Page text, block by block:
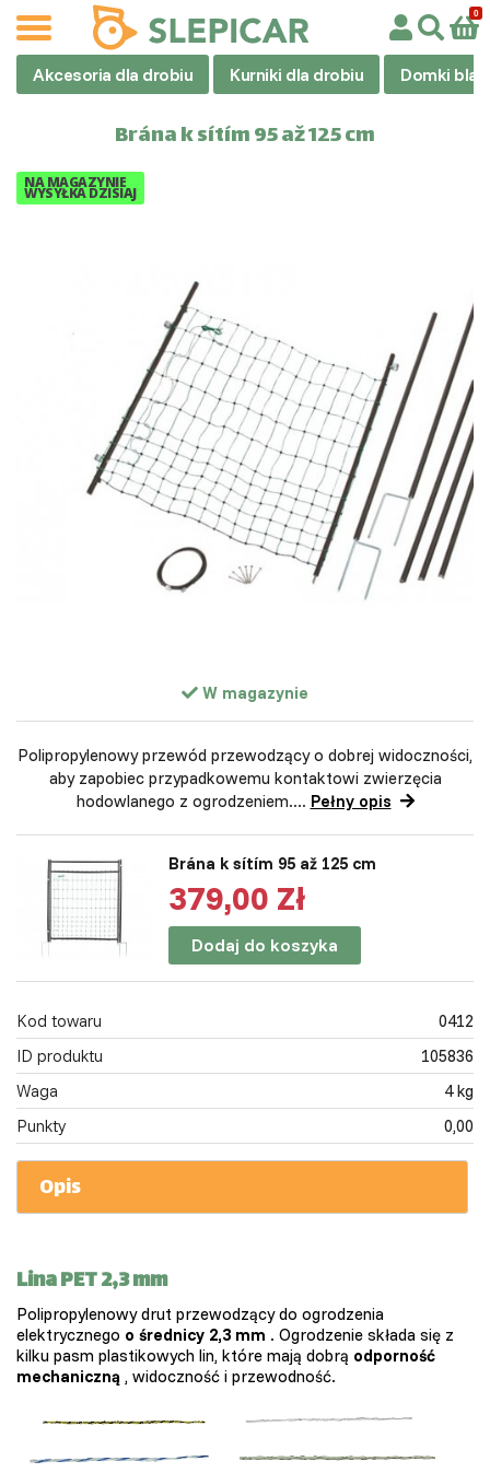
Akcesoria dla drobiu Kurniki dla drobiu Domki
Brána k sítím 95 až 125 cm
NA MAGAZYNIE
WYSYŁKA DZISIAJ
W magazynie
Polipropylenowy przewód przewodzący o dobrej widoczności,
aby zapobiec przypadkowemu kontaktowi zwierzęcia
hodowlanego z ogrodzeniem.... Pełny opis
Brána k sítím 95 až 125 cm
379,00 Zł
Dodaj do koszyka
Kod towaru
0412
ID produktu
105836
Waga
4 kg
Punkty
0,00
Opis
Lina PET 2,3 mm
Polipropylenowy drut przewodzący do ogrodzenia
elektrycznego o średnicy 2,3 mm . Ogrodzenie składa się z
kilku pasm plastikowych lin, które mają dobrą odporność
mechaniczną , widoczność i przewodność.